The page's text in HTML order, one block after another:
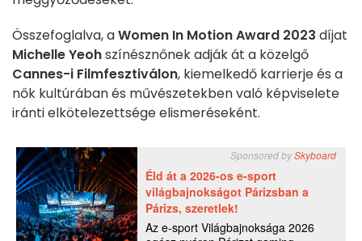
Összefoglalva, aWomen In Motion Award 2023 díjat
Michelle Yeohszínésznőnek adják át a közelgő
Cannes-i Filmfesztiválon, kiemelkedő karrierje és a
nők kultúrában és művészetekben való képviselete
iránti elkötelezettsége elismeréseként.